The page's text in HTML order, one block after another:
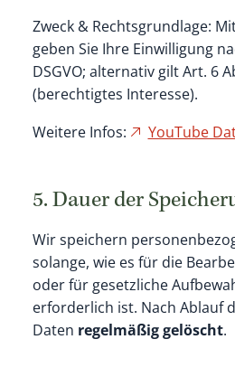
Zweck & Rechtsgrundlage:
geben Sie Ihre Einwilligung
DSGVO; alternativ gilt Art. 6
(berechtigtes Interesse).
Weitere Infos:
YouTube
5. Dauer der
Wir speichern
solange, wie es für die
oder für gesetzliche
erforderlich ist. Nach Ablauf
Daten regelmäßig gelöscht.